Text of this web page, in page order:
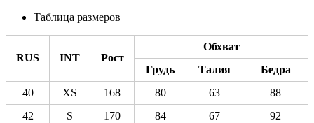
Таблица размеров
RUS INT Рост
Обхват
Грудь
Талия
Бедра
40
XS 168 80 63
88
42
S 170 84 67
92